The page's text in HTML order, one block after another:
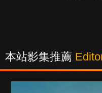
本站影集推薦